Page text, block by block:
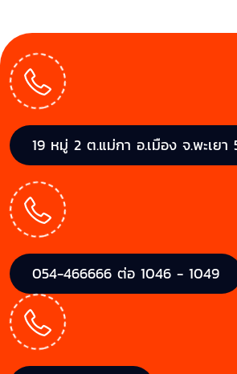
19 หมู่ 2 ต.แม่กา อ.เมือง จ.พะเย
054-466666 ต่อ 1046 - 1049